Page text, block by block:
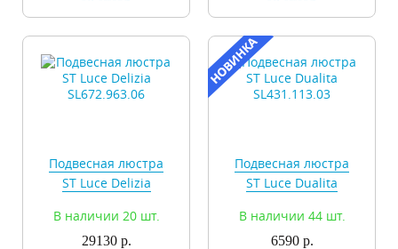
Подвесная люстра
ST Luce Delizia
В наличии 20 шт.
29130 р.
Подвесная люстра
ST Luce Dualita
В наличии 44 шт.
6590 р.